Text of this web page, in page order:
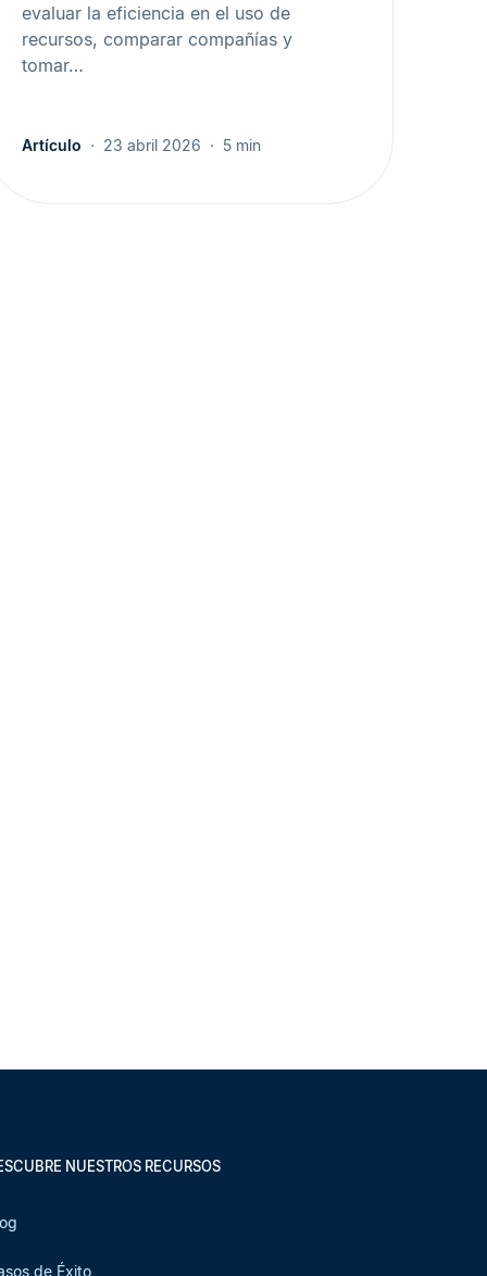
evaluar la eficiencia en el uso de
recursos, comparar compañías y
tomar…
Artículo 23 abril 2026 5 min
NUESTROS RECURSOS
de Éxito